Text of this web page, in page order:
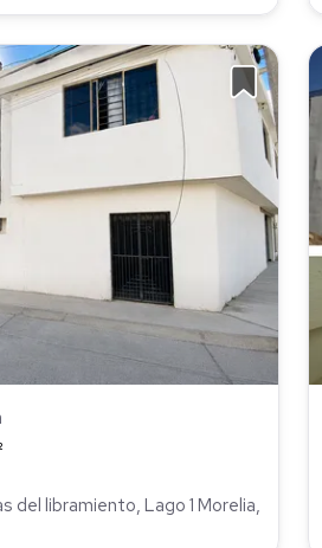
del libramiento, Lago 1 Morelia,